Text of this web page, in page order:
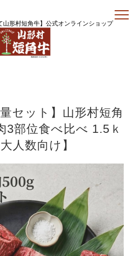
山形村短角牛】公式オンラインショップ
セット】山形村短角
3部位食べ比べ 1.5ｋ
人数向け】